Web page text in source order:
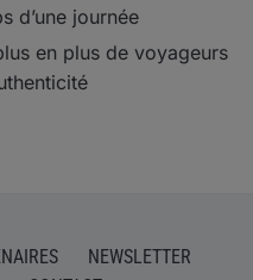
d’une journée
en plus de voyageurs
NEWSLETTER